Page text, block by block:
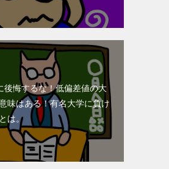
後悔するな！低偏差値の大
味はある！有名大学に負け
は。